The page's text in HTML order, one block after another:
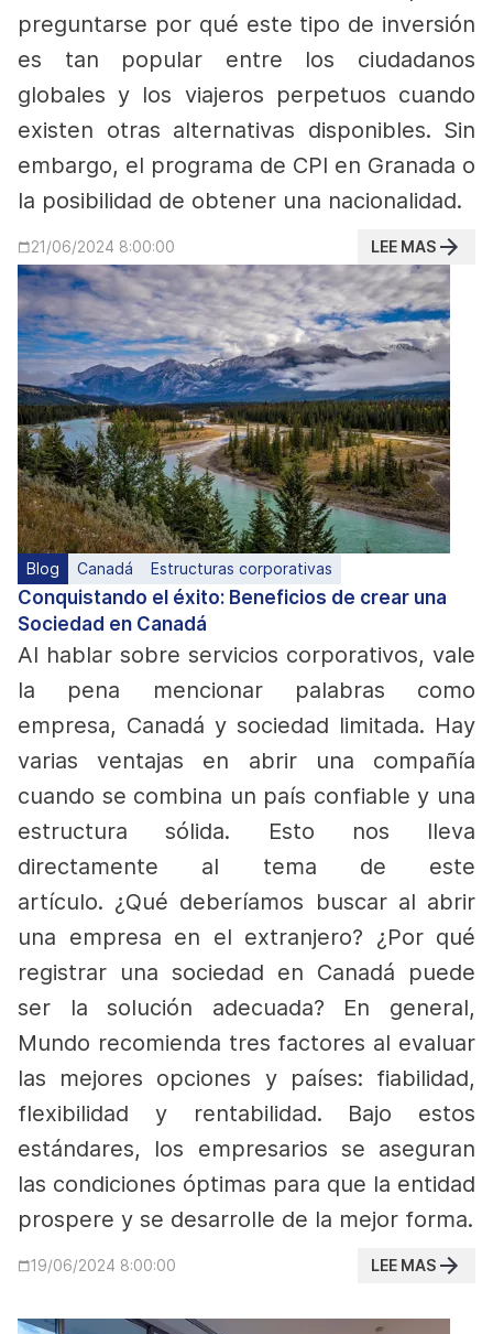
preguntarse por qué este tipo de inversión
es tan popular entre los ciudadanos
globales y los viajeros perpetuos cuando
existen otras alternativas disponibles. Sin
embargo, el programa de CPI en Granada o
la posibilidad de obtener una nacionalidad.
21/06/2024 8:00:00 LEE MAS
Blog Canadá Estructuras corporativas
Conquistando el éxito: Beneficios de crear una
Sociedad en Canadá
Al hablar sobre servicios corporativos, vale
la pena mencionar palabras como
empresa, Canadá y sociedad limitada. Hay
varias ventajas en abrir una compañía
cuando se combina un país confiable y una
estructura sólida. Esto nos lleva
directamente al tema de este
artículo. ¿Qué deberíamos buscar al abrir
una empresa en el extranjero? ¿Por qué
registrar una sociedad en Canadá puede
ser la solución adecuada? En general,
Mundo recomienda tres factores al evaluar
las mejores opciones y países: fiabilidad,
flexibilidad y rentabilidad. Bajo estos
estándares, los empresarios se aseguran
las condiciones óptimas para que la entidad
prospere y se desarrolle de la mejor forma.
19/06/2024 8:00:00 LEE MAS